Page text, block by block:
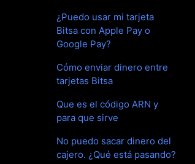
¿Puedo usar mi tarjeta
Bitsa con Apple Pay o
Google Pay?
Cómo enviar dinero entre
tarjetas Bitsa
Que es el código ARN y
para que sirve
No puedo sacar dinero del
cajero. ¿Qué está pasando?